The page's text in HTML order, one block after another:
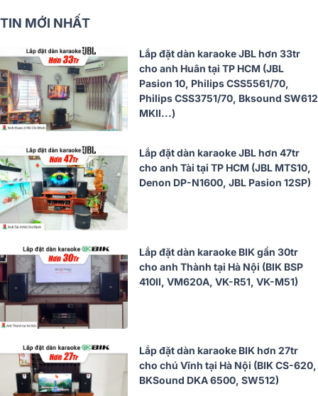
TIN MỚI NHẤT
Lắp đặt dàn karaoke JBL hơn 33tr
cho anh Huân tại TP HCM (JBL
Pasion 10, Philips CSS5561/70,
Philips CSS3751/70, Bksound SW612
MKII...)
Lắp đặt dàn karaoke JBL hơn 47tr
cho anh Tài tại TP HCM (JBL MTS10,
Denon DP-N1600, JBL Pasion 12SP)
Lắp đặt dàn karaoke BIK gần 30tr
cho anh Thành tại Hà Nội (BIK BSP
410II, VM620A, VK-R51, VK-M51)
Lắp đặt dàn karaoke BIK hơn 27tr
cho chú Vĩnh tại Hà Nội (BIK CS-620,
BKSound DKA 6500, SW512)